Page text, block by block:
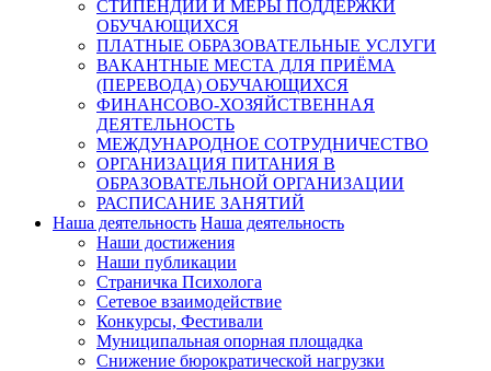
СТИПЕНДИИ И МЕРЫ ПОДДЕРЖКИ
ОБУЧАЮЩИХСЯ
ПЛАТНЫЕ ОБРАЗОВАТЕЛЬНЫЕ УСЛУГИ
ВАКАНТНЫЕ МЕСТА ДЛЯ ПРИЁМА
(ПЕРЕВОДА) ОБУЧАЮЩИХСЯ
ФИНАНСОВО-ХОЗЯЙСТВЕННАЯ
ДЕЯТЕЛЬНОСТЬ
МЕЖДУНАРОДНОЕ СОТРУДНИЧЕСТВО
ОРГАНИЗАЦИЯ ПИТАНИЯ В
ОБРАЗОВАТЕЛЬНОЙ ОРГАНИЗАЦИИ
РАСПИСАНИЕ ЗАНЯТИЙ
Наша деятельность Наша деятельность
Наши достижения
Наши публикации
Страничка Психолога
Сетевое взаимодействие
Конкурсы, Фестивали
Муниципальная опорная площадка
Снижение бюрократической нагрузки